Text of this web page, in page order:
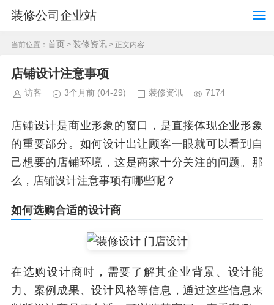
装修公司企业站
当前位置： 首页 > 装修资讯 > 正文内容
店铺设计注意事项
访客 3个月前 (04-29) 装修资讯 7174
店铺设计是商业形象的窗口，是直接体现企业形象
的重要部分。如何设计出让顾客一眼就可以看到自
己想要的店铺环境，这是商家十分关注的问题。那
么，店铺设计注意事项有哪些呢？
如何选购合适的设计商
在选购设计商时，需要了解其企业背景、设计能
力、案例成果、设计风格等信息，通过这些信息来